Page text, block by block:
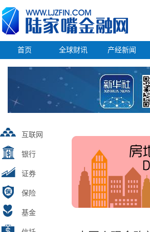
首页 全球财讯 产经新闻
互联网
银行
证券
保险
基金